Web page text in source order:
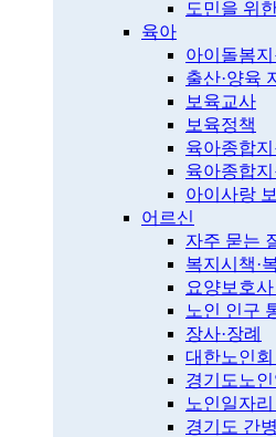
도민을 위
육아
아이돌봄
출산·양육
보육교사
보육정책
육아종합
육아종합
아이사랑
어르신
자주 묻는
복지시책·
요양보호
노인 인구
장사·장례
대한노인
경기도노
노인일자
경기도 간